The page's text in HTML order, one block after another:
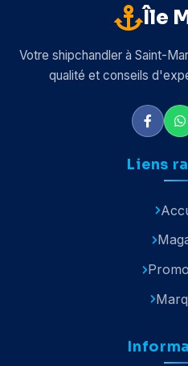
Île
Votre shipchandler à Saint-
qualité et conseils
Liens